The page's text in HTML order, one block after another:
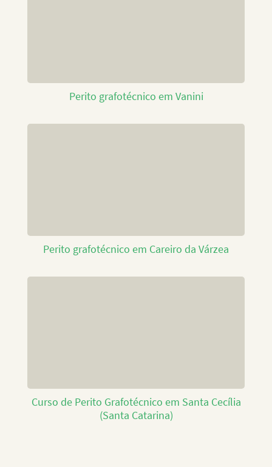
Perito grafotécnico em Vanini
Perito grafotécnico em Careiro da Várzea
Curso de Perito Grafotécnico em Santa Cecília
(Santa Catarina)